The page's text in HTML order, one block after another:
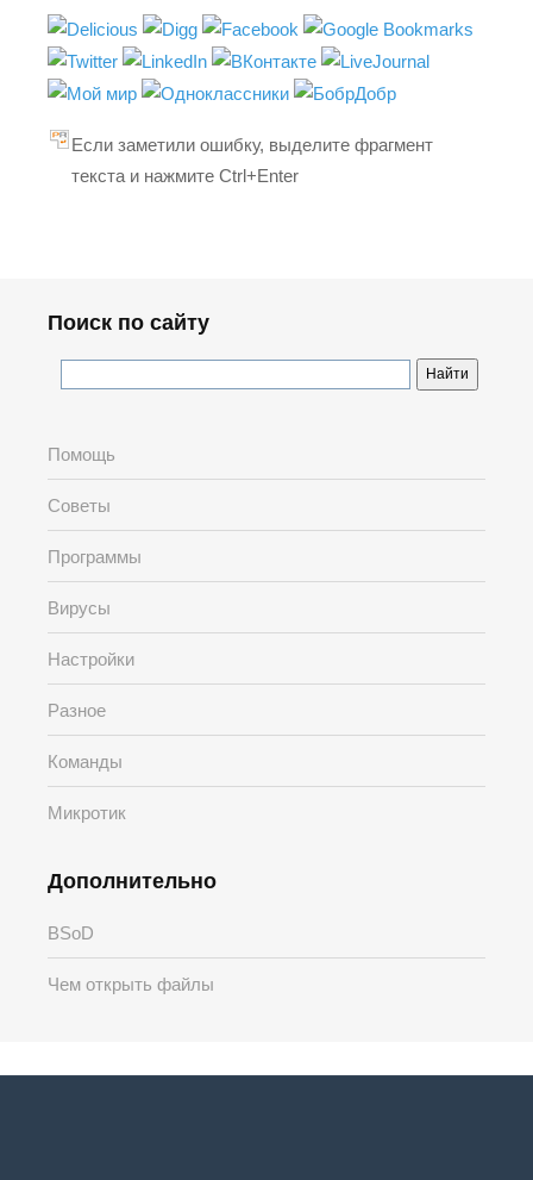
Если заметили ошибку, выделите фрагмент
текста и нажмите Ctrl+Enter
Поиск по сайту
Помощь
Советы
Программы
Вирусы
Настройки
Разное
Команды
Микротик
Дополнительно
BSoD
Чем открыть файлы